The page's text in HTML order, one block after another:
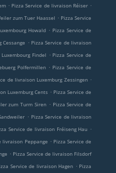
. Pizza Service de livraison Réiser .
zum Tuer Haassel . Pizza Service
Howald . Pizza Service de
Cessange . Pizza Service de livraison
Findel . Pizza Service de
Polfermillen . Pizza Service de
de livraison Luxemburg Zessingen .
Luxemburg Cents . Pizza Service de
zum Turm Siren . Pizza Service de
. Pizza Service de livraison
Service de livraison Fréiseng Hau .
livraison Peppange . Pizza Service de
. Pizza Service de livraison Filsdorf
Service de livraison Hagen . Pizza